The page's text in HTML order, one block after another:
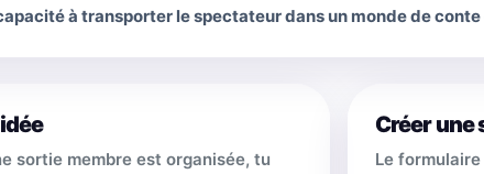
à transporter le spectateur dans un monde de conte
sortie membre est organisée, tu
Créer une
Le